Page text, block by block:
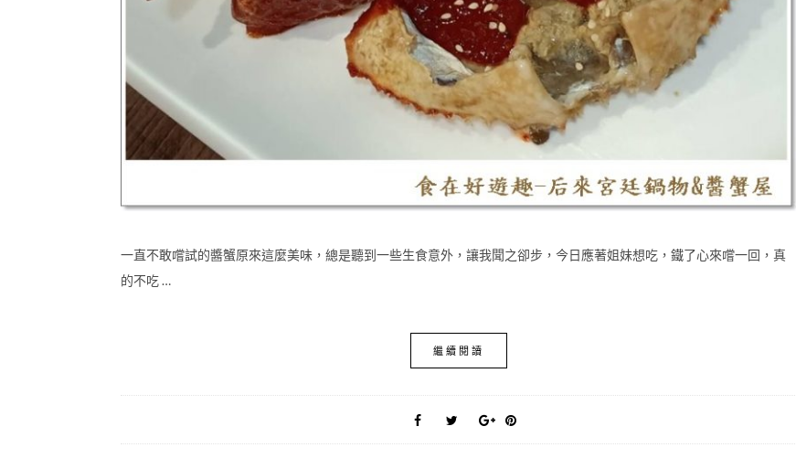
一直不敢嚐試的醬蟹原來這麼美味，總是聽到一些生食意外，讓我聞之卻步，今日應著姐妹想吃，鐵了心來嚐一回，真
的不吃 …
繼續閱讀